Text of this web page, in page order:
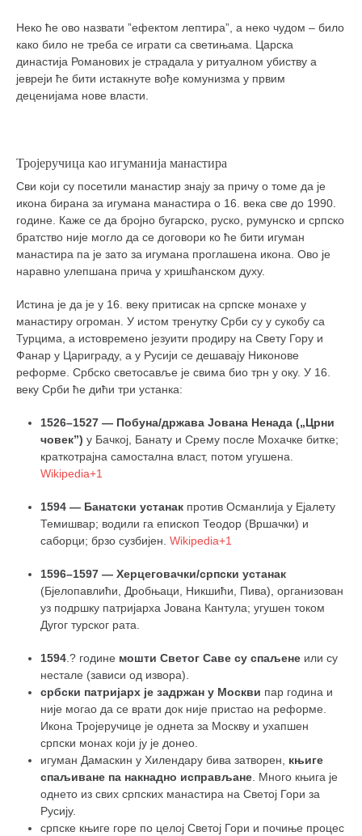
Неко ће ово назвати ”ефектом лептира”, а неко чудом – било
како било не треба се играти са светињама. Царска
династија Романових је страдала у ритуалном убиству а
јевреји ће бити истакнуте вође комунизма у првим
деценијама нове власти.
Тројеручица као игуманија манастира
Сви који су посетили манастир знају за причу о томе да је
икона бирана за игумана манастира о 16. века све до 1990.
године. Каже се да бројно бугарско, руско, румунско и српско
братство није могло да се договори ко ће бити игуман
манастира па је зато за игумана проглашена икона. Ово је
наравно улепшана прича у хришћанском духу.
Истина је да је у 16. веку притисак на српске монахе у
манастиру огроман. У истом тренутку Срби су у сукобу са
Турцима, а истовремено језуити продиру на Свету Гору и
Фанар у Цариграду, а у Русији се дешавају Никонове
реформе. Србско светосавље је свима био трн у оку. У 16.
веку Срби ће дићи три устанка:
1526–1527 — Побуна/држава Јована Ненада („Црни
човек”) у Бачкој, Банату и Срему после Мохачке битке;
краткотрајна самостална власт, потом угушена.
Wikipedia+1
1594 — Банатски устанак против Османлија у Ејалету
Темишвар; водили га епископ Теодор (Вршачки) и
саборци; брзо сузбијен. Wikipedia+1
1596–1597 — Херцеговачки/српски устанак
(Бјелопавлићи, Дробњаци, Никшићи, Пива), организован
уз подршку патријарха Јована Кантулa; угушен током
Дугог турског рата.
1594 .? године мошти Светог Саве су спаљене или су
нестале (зависи од извора).
србски патријарх је задржан у Москви пар година и
није могао да се врати док није пристао на реформе.
Икона Тројеручице је однета за Москву и ухапшен
српски монах који ју је донео.
игуман Дамаскин у Хилендару бива затворен, књиге
спаљиване па накнадно исправљане . Много књига је
однето из свих српских манастира на Светој Гори за
Русију.
српске књиге горе по целој Светој Гори и почиње процес